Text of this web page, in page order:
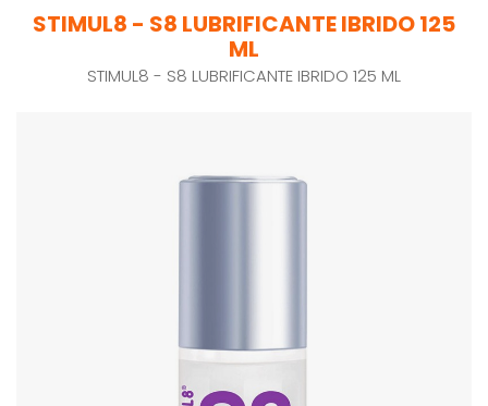
STIMUL8 - S8 LUBRIFICANTE IBRIDO 125
ML
STIMUL8 - S8 LUBRIFICANTE IBRIDO 125 ML